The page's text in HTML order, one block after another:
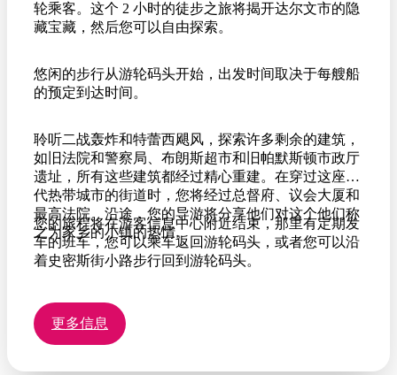
轮乘客。这个 2 小时的徒步之旅将揭开达尔文市的隐
藏宝藏，然后您可以自由探索。
悠闲的步行从游轮码头开始，出发时间取决于每艘船
的预定到达时间。
聆听二战轰炸和特蕾西飓风，探索许多剩余的建筑，
如旧法院和警察局、布朗斯超市和旧帕默斯顿市政厅
遗址，所有这些建筑都经过精心重建。在穿过这座现
代热带城市的街道时，您将经过总督府、议会大厦和
最高法院。沿途，您的导游将分享他们对这个他们称
之为家乡的小镇的热情。
您的旅程将在游客信息中心附近结束，那里有定期发
车的班车，您可以乘车返回游轮码头，或者您可以沿
着史密斯街小路步行回到游轮码头。
更多信息